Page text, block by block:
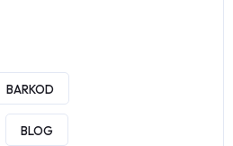
BARKOD
BLOG